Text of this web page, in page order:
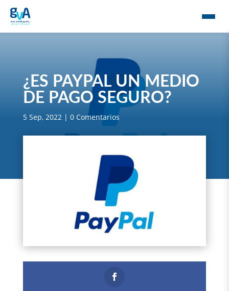
¿ES PAYPAL UN MEDIO
DE PAGO SEGURO?
5 Sep, 2022| 0 Comentarios